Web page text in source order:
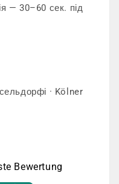
— 30–60 сек. під
· Kölner
Bewertung